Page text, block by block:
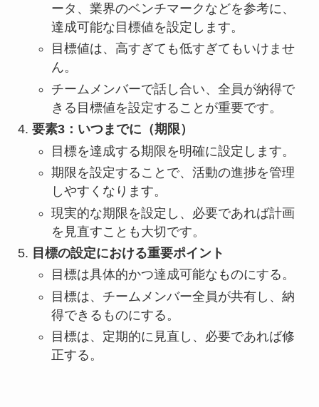
ータ、業界のベンチマークなどを参考に、
達成可能な目標値を設定します。
目標値は、高すぎても低すぎてもいけませ
ん。
チームメンバーで話し合い、全員が納得で
きる目標値を設定することが重要です。
要素3：いつまでに（期限）
目標を達成する期限を明確に設定します。
期限を設定することで、活動の進捗を管理
しやすくなります。
現実的な期限を設定し、必要であれば計画
を見直すことも大切です。
目標の設定における重要ポイント
目標は具体的かつ達成可能なものにする。
目標は、チームメンバー全員が共有し、納
得できるものにする。
目標は、定期的に見直し、必要であれば修
正する。